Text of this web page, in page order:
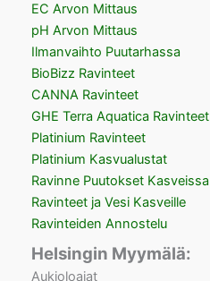
EC Arvon Mittaus
pH Arvon Mittaus
Ilmanvaihto Puutarhassa
BioBizz Ravinteet
CANNA Ravinteet
GHE Terra Aquatica Ravinteet
Platinium Ravinteet
Platinium Kasvualustat
Ravinne Puutokset Kasveissa
Ravinteet ja Vesi Kasveille
Ravinteiden Annostelu
Helsingin Myymälä:
Aukioloajat